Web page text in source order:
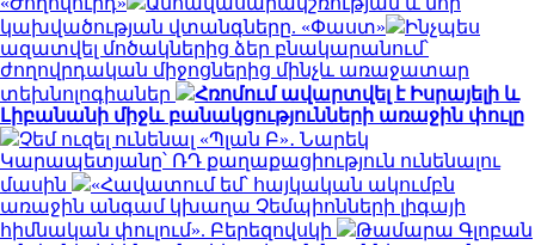
կախվածության վտանգները. «Փաստ»
Ինչպես
ազատվել մոծակներից ձեր բնակարանում՝
ժողովրդական միջոցներից մինչև առաջատար
տեխնոլոգիաներ
Հռոմում ավարտվել է Իսրայելի և
Լիբանանի միջև բանակցությունների առաջին փուլը
Չեմ ուզել ունենալ «Պլան Բ»․ Նարեկ
Կարապետյանը՝ ՌԴ քաղաքացիություն ունենալու
մասին
«Հավատում եմ՝ հայկական ակումբն
առաջին անգամ կխաղա Չեմպիոնների լիգայի
հիմնական փուլում». Բերեզովսկի
Թամարա Գլոբան